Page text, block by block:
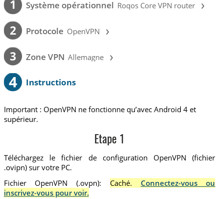
1 Système opérationnel Roqos Core VPN router ›
2 Protocole OpenVPN ›
3 Zone VPN Allemagne ›
4 Instructions
Important : OpenVPN ne fonctionne qu’avec Android 4 et
supérieur.
Etape 1
Téléchargez le fichier de configuration OpenVPN (fichier
.ovipn) sur votre PC.
Fichier OpenVPN (.ovpn):
Caché. Connectez-vous ou
inscrivez-vous pour voir.